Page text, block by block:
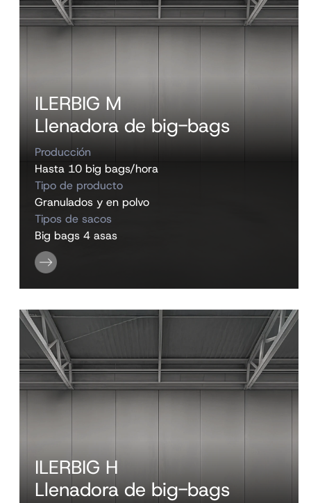
ILERBIG M
Llenadora de big-bags
Producción
Hasta 10 big bags/hora
Tipo de producto
Granulados y en polvo
Tipos de sacos
Big bags 4 asas
ILERBIG H
Llenadora de big-bags